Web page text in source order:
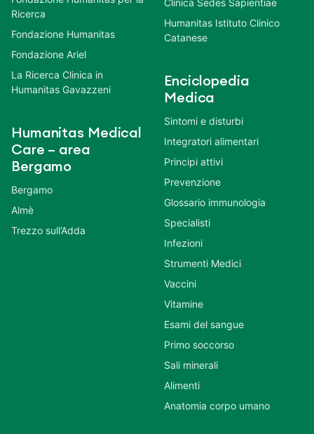
Ricerca
Fondazione Humanitas
Fondazione Ariel
La Ricerca Clinica in
Humanitas Gavazzeni
Humanitas Medical
Care – area
Bergamo
Bergamo
Almè
Trezzo sull’Adda
Clinica Sedes Sapientiae
Humanitas Istituto Clinico
Catanese
Enciclopedia
Medica
Sintomi e disturbi
Integratori alimentari
Principi attivi
Prevenzione
Glossario immunologia
Specialisti
Infezioni
Strumenti Medici
Vaccini
Vitamine
Esami del sangue
Primo soccorso
Sali minerali
Alimenti
Anatomia corpo umano